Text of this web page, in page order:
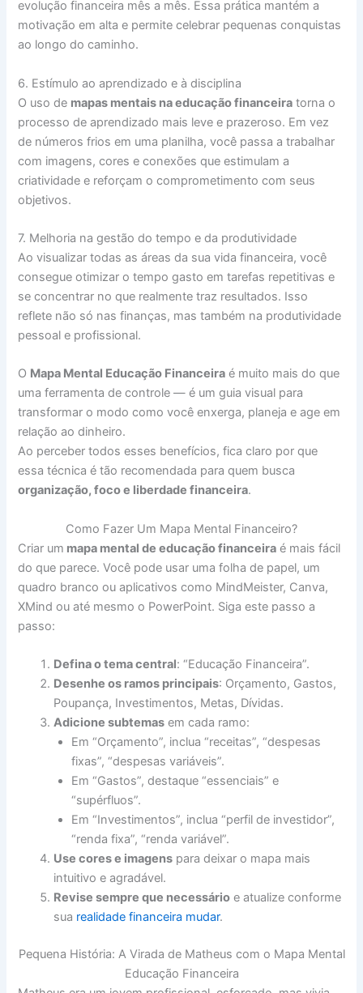
evolução financeira mês a mês. Essa prática mantém a
motivação em alta e permite celebrar pequenas conquistas
ao longo do caminho.
6. Estímulo ao aprendizado e à disciplina
O uso de mapas mentais na educação financeira torna o
processo de aprendizado mais leve e prazeroso. Em vez
de números frios em uma planilha, você passa a trabalhar
com imagens, cores e conexões que estimulam a
criatividade e reforçam o comprometimento com seus
objetivos.
7. Melhoria na gestão do tempo e da produtividade
Ao visualizar todas as áreas da sua vida financeira, você
consegue otimizar o tempo gasto em tarefas repetitivas e
se concentrar no que realmente traz resultados. Isso
reflete não só nas finanças, mas também na produtividade
pessoal e profissional.
O Mapa Mental Educação Financeira é muito mais do que
uma ferramenta de controle — é um guia visual para
transformar o modo como você enxerga, planeja e age em
relação ao dinheiro.
Ao perceber todos esses benefícios, fica claro por que
essa técnica é tão recomendada para quem busca
organização, foco e liberdade financeira.
Como Fazer Um Mapa Mental Financeiro?
Criar um mapa mental de educação financeira é mais fácil
do que parece. Você pode usar uma folha de papel, um
quadro branco ou aplicativos como MindMeister, Canva,
XMind ou até mesmo o PowerPoint. Siga este passo a
passo:
Defina o tema central: “Educação Financeira”.
Desenhe os ramos principais: Orçamento, Gastos,
Poupança, Investimentos, Metas, Dívidas.
Adicione subtemas em cada ramo:
Em “Orçamento”, inclua “receitas”, “despesas
fixas”, “despesas variáveis”.
Em “Gastos”, destaque “essenciais” e
“supérfluos”.
Em “Investimentos”, inclua “perfil de investidor”,
“renda fixa”, “renda variável”.
Use cores e imagens para deixar o mapa mais
intuitivo e agradável.
Revise sempre que necessário e atualize conforme
sua realidade financeira mudar.
Pequena História: A Virada de Matheus com o Mapa Mental
Educação Financeira